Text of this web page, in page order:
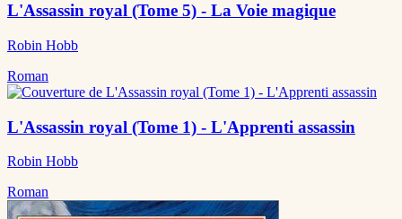
L'Assassin royal (Tome 5) - La Voie magique
Robin Hobb
Roman
L'Assassin royal (Tome 1) - L'Apprenti assassin
Robin Hobb
Roman